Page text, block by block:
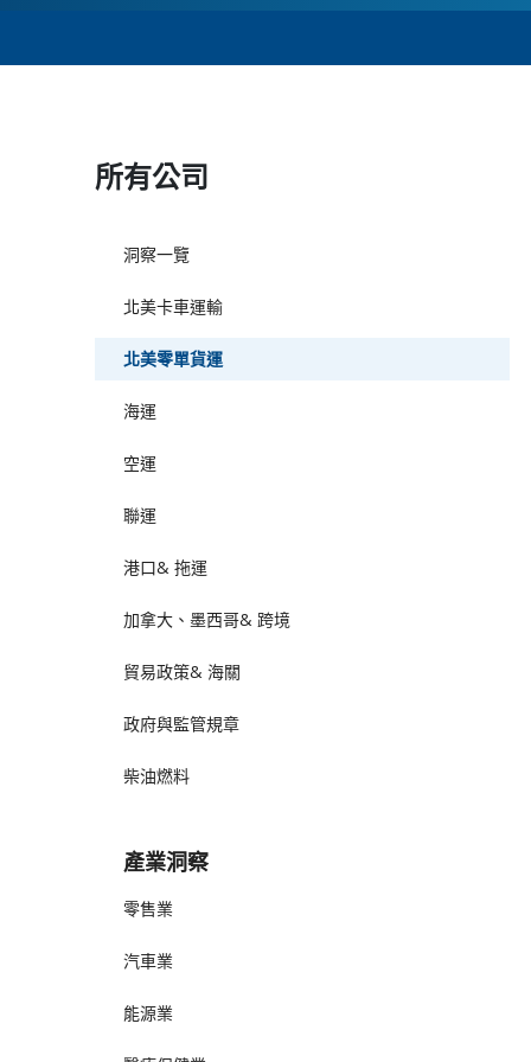
所有公司
洞察一覽
北美卡車運輸
北美零單貨運
海運
空運
聯運
港口& 拖運
加拿大、墨西哥& 跨境
貿易政策& 海關
政府與監管規章
柴油燃料
產業洞察
零售業
汽車業
能源業